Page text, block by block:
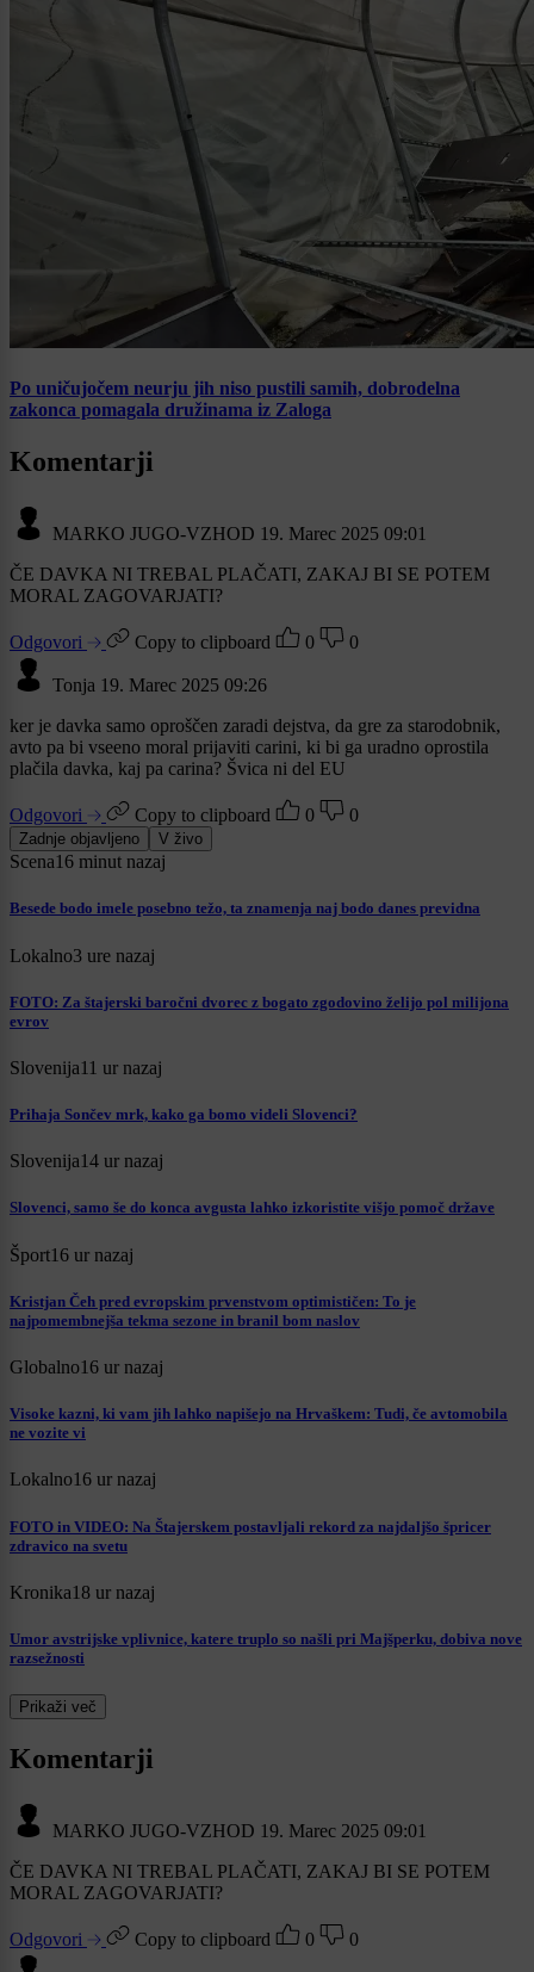
Po uničujočem neurju jih niso pustili samih, dobrodelna
zakonca pomagala družinama iz Zaloga
Komentarji
MARKO JUGO-VZHOD 19. Marec 2025 09:01
ČE DAVKA NI TREBAL PLAČATI, ZAKAJ BI SE POTEM
MORAL ZAGOVARJATI?
Odgovori Copy to clipboard 0 0
Tonja 19. Marec 2025 09:26
ker je davka samo oproščen zaradi dejstva, da gre za starodobnik,
avto pa bi vseeno moral prijaviti carini, ki bi ga uradno oprostila
plačila davka, kaj pa carina? Švica ni del EU
Odgovori Copy to clipboard 0 0
Zadnje objavljeno V živo
Scena16 minut nazaj
Besede bodo imele posebno težo, ta znamenja naj bodo danes previdna
Lokalno3 ure nazaj
FOTO: Za štajerski baročni dvorec z bogato zgodovino želijo pol milijona
evrov
Slovenija11 ur nazaj
Prihaja Sončev mrk, kako ga bomo videli Slovenci?
Slovenija14 ur nazaj
Slovenci, samo še do konca avgusta lahko izkoristite višjo pomoč države
Šport16 ur nazaj
Kristjan Čeh pred evropskim prvenstvom optimističen: To je
najpomembnejša tekma sezone in branil bom naslov
Globalno16 ur nazaj
Visoke kazni, ki vam jih lahko napišejo na Hrvaškem: Tudi, če avtomobila
ne vozite vi
Lokalno16 ur nazaj
FOTO in VIDEO: Na Štajerskem postavljali rekord za najdaljšo špricer
zdravico na svetu
Kronika18 ur nazaj
Umor avstrijske vplivnice, katere truplo so našli pri Majšperku, dobiva nove
razsežnosti
Prikaži več
Komentarji
MARKO JUGO-VZHOD 19. Marec 2025 09:01
ČE DAVKA NI TREBAL PLAČATI, ZAKAJ BI SE POTEM
MORAL ZAGOVARJATI?
Odgovori Copy to clipboard 0 0